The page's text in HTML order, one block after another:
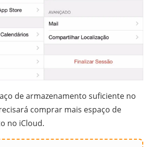
de armazenamento suficiente no
comprar mais espaço de
no iCloud.